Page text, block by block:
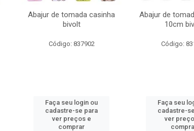
Abajur de tomada casinha
bivolt
Código: 837902
Faça seu login ou
cadastre-se para
ver preços e
comprar
Abajur de
10cm
Código:
Faça seu
cadastre-
ver